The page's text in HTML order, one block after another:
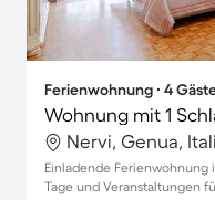
Ferienwohnung ∙ 4
Wohnung mit 1
Nervi, Genua,
Einladende Ferienwohnung
Tage und Veranstaltungen